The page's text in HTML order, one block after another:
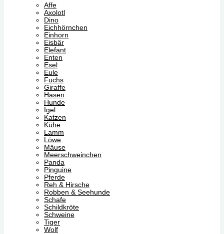
Affe
Axolotl
Dino
Eichhörnchen
Einhorn
Eisbär
Elefant
Enten
Esel
Eule
Fuchs
Giraffe
Hasen
Hunde
Igel
Katzen
Kühe
Lamm
Löwe
Mäuse
Meerschweinchen
Panda
Pinguine
Pferde
Reh & Hirsche
Robben & Seehunde
Schafe
Schildkröte
Schweine
Tiger
Wolf